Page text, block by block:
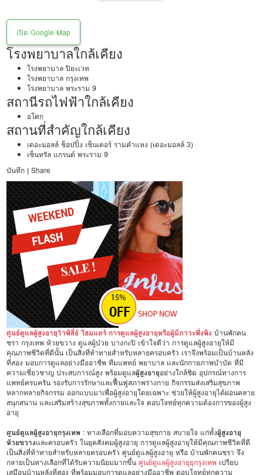
เปิด Google Map
โรงพยาบาลใกล้เคียง
โรงพยาบาล ปิยะเวท
โรงพยาบาล กรุงเทพ
โรงพยาบาล พระราม 9
สถานีรถไฟฟ้าใกล้เคียง
อโศก
สถานที่สำคัญใกล้เคียง
เดอะมอลล์ ช็อปปิ้ง เซ็นเตอร์ รามคำแหง (เดอะมอลล์ 3)
เซ็นทรัล แกรนด์ พระราม 9
บันทึก | Share
ศูนย์ดูแลผู้สูงอายุไวฟ์ลี่ย์ โฮมแคร์ การดูแลผู้สูงอายุหรือผู้มีภาวะพึ่งพิงบ้านพักคน
ชรา กรุงเทพ ห้วยขวาง ดูแลผู้ป่วย บางกะปิ เข้าใจดีว่า การดูแลผู้สูงอายุให้มี
คุณภาพชีวิตที่ดีนั้น เป็นสิ่งที่ท้าทายสำหรับหลายครอบครัว เราจึงพร้อมเป็นบ้านหลัง
ที่สอง มอบการดูแลอย่างมืออาชีพ ทีมแพทย์ พยาบาล และนักกายภาพบำบัด ที่มี
ความเชี่ยวชาญ ประสบการณ์สูง พร้อมดูแลผู้สูงอายุอย่างใกล้ชิด อุปกรณ์ทางการ
แพทย์ครบครัน รองรับการรักษาและฟื้นฟูสภาพร่างกาย กิจกรรมส่งเสริมสุขภาพ
หลากหลายกิจกรรม ออกแบบมาเพื่อผู้สูงอายุโดยเฉพาะ ช่วยให้ผู้สูงอายุได้ผ่อนคลาย
สนุกสนาน และเสริมสร้างสุขภาพทั้งกายและใจ ตอบโจทย์ทุกความต้องการของผู้สูง
อายุ
ศูนย์ดูแลผู้สูงอายุกรุงเทพ : ทางเลือกที่มอบความสุขกาย สบายใจ แก่ทั้งผู้สูงอายุ
ห้วยขวางและครอบครัว ในยุคสังคมผู้สูงอายุ การดูแลผู้สูงอายุให้มีคุณภาพชีวิตที่ดี
เป็นสิ่งที่ท้าทายสำหรับหลายครอบครัว ศูนย์ดูแลผู้สูงอายุ หรือ บ้านพักคนชรา จึง
กลายเป็นทางเลือกที่ได้รับความนิยมมากขึ้นศูนย์ดูแลผู้สูงอายุยุกรุงเทพ เปรียบ
เสมือนบ้านหลังที่สอง ที่พร้อมมอบการดูแลอย่างมืออาชีพ ตอบโจทย์ทุกความ